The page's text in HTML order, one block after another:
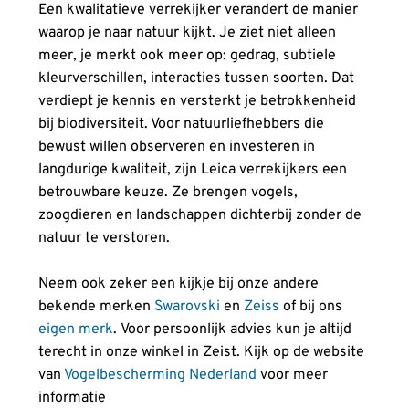
Een kwalitatieve verrekijker verandert de manier
waarop je naar natuur kijkt. Je ziet niet alleen
meer, je merkt ook meer op: gedrag, subtiele
kleurverschillen, interacties tussen soorten. Dat
verdiept je kennis en versterkt je betrokkenheid
bij biodiversiteit. Voor natuurliefhebbers die
bewust willen observeren en investeren in
langdurige kwaliteit, zijn Leica verrekijkers een
betrouwbare keuze. Ze brengen vogels,
zoogdieren en landschappen dichterbij zonder de
natuur te verstoren.
Neem ook zeker een kijkje bij onze andere
bekende merken Swarovski en Zeiss of bij ons
eigen merk. Voor persoonlijk advies kun je altijd
terecht in onze winkel in Zeist. Kijk op de website
van Vogelbescherming Nederland voor meer
informatie